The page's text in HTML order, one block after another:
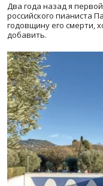
Два года назад я
российского пианиста
годовщину его смерти,
добавить.